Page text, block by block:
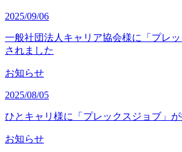
2025/09/06
一般社団法人キャリア協会様に「プレ
されました
お知らせ
2025/08/05
ひとキャリ様に「プレックスジョブ」
お知らせ